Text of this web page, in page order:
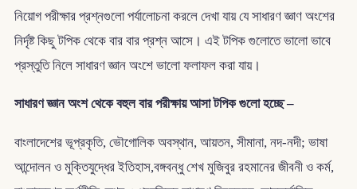
নিয়োগ পরীক্ষার প্রশ্নগুলো পর্যালোচনা করলে দেখা যায় যে সাধারণ জ্ঞাণ অংশের
নির্দৃষ্ট কিছু টপিক থেকে বার বার প্রশ্ন আসে। এই টপিক গুলোতে ভালো ভাবে
প্রস্তুতি নিলে সাধারণ জ্ঞান অংশে ভালো ফলাফল করা যায়।
সাধারণ জ্ঞান অংশ থেকে বহুল বার পরীক্ষায় আসা টপিক গুলো হচ্ছে –
বাংলাদেশের ভূপ্রকৃতি, ভৌগোলিক অবস্থান, আয়তন, সীমানা, নদ-নদী; ভাষা
আন্দোলন ও মুক্তিযুদ্ধের ইতিহাস,বঙ্গবন্ধু শেখ মুজিবুর রহমানের জীবনী ও কর্ম,